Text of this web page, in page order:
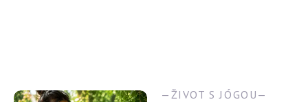
ŽIVOT S JÓGOU